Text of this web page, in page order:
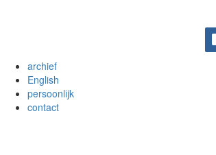
archief
English
persoonlijk
contact